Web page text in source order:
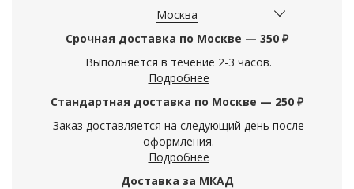
Москва
Срочная доставка по Москве — 350 ₽
Выполняется в течение 2-3 часов.
Подробнее
Стандартная доставка по Москве — 250 ₽
Заказ доставляется на следующий день после
оформления.
Подробнее
Доставка за МКАД